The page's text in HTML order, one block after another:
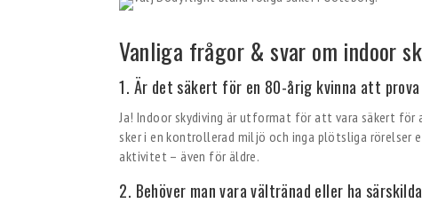
Vanliga frågor & svar om indoor
1. Är det säkert för en 80-årig kvinna att
Ja! Indoor skydiving är utformat för att vara säkert för
sker i en kontrollerad miljö och inga plötsliga rörelser
aktivitet – även för äldre.
2. Behöver man vara vältränad eller ha